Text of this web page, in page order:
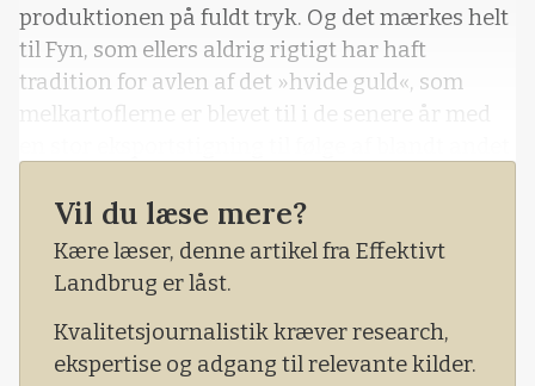
produktionen på fuldt tryk. Og det mærkes helt
til Fyn, som ellers aldrig rigtigt har haft
tradition for avlen af det »hvide guld«, som
melkartoflerne er blevet til i de senere år med
planteavlskonsulent Jens Kristian Ege Olsen
om interesse fra AKM i Brande og AKS i Toftlund
for fynske leverandører. Og han oplyser, at en
ud i avlen af melkartofler, som ellers kun en
håndfuld landmænd på øen har dyrket hidtil.-
Vil du læse mere?
Kære læser, denne artikel fra Effektivt
Landbrug er låst.
Kvalitetsjournalistik kræver research,
ekspertise og adgang til relevante kilder.